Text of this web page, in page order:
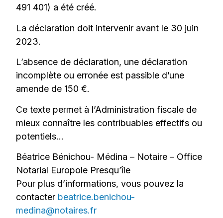
491 401) a été créé.
La déclaration doit intervenir avant le 30 juin
2023.
L’absence de déclaration, une déclaration
incomplète ou erronée est passible d’une
amende de 150 €.
Ce texte permet à l’Administration fiscale de
mieux connaître les contribuables effectifs ou
potentiels…
Béatrice Bénichou- Médina – Notaire – Office
Notarial Europole Presqu’île
Pour plus d’informations, vous pouvez la
contacter beatrice.benichou-
medina@notaires.fr